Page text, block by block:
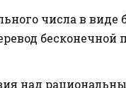
числа в виде
бесконечной
над